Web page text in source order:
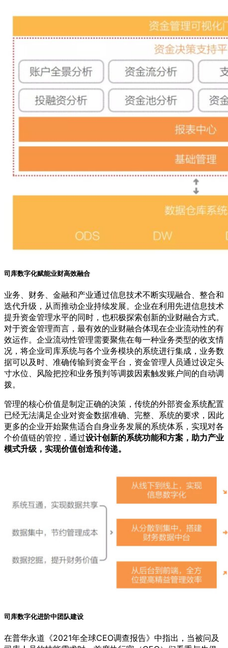
司库数字化赋能业财高效融合
业务、财务、金融和产业通过信息技术不断实现融合、整合和
迭代升级，从而推动企业持续发展。企业在利用先进信息技术
提升资金管理水平的同时，也积极探索创新的业财融合方式。
对于资金管理而言，最有效的业财融合体现在企业流动性的有
效运作。企业流动性管理需要聚焦在每一种业务类型的收支情
况，将企业司库系统与各个业务模块的系统进行集成，业务数
据可以及时、准确传输到资金平台，资金管理人员通过设定头
寸水位、风险把控和业务预判等调拨因素触发账户间的自动调
拨。
管理的核心价值是制定正确的决策，传统的外部资金系统配置
已经无法满足企业对资金数据准确、完整、系统的要求，因此
更多的企业开始聚焦适合自身业务发展的系统体系，实现对各
个价值链的管控，通过设计创新的系统功能和方案，助力产业
模式升级，实现价值创造和传递。
司库数字化进阶中团队建设
在普华永道《2021年全球CEO调查报告》中指出，当被问及